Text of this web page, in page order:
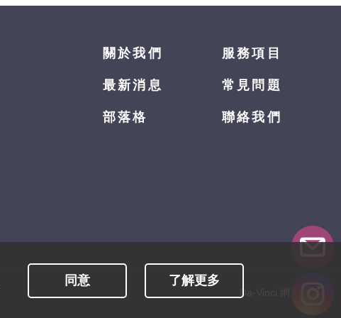
同意 了解更多
關於我們 服務項目
最新消息 常見問題
部落格 聯絡我們